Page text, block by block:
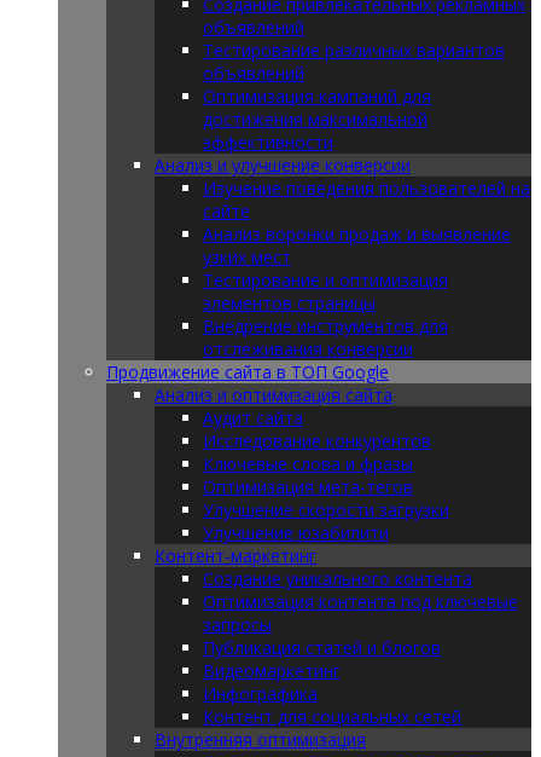
объявлений
Тестирование различных вариантов
объявлений
Оптимизация кампаний для
достижения максимальной
эффективности
Анализ и улучшение конверсии
Изучение поведения пользователей на
сайте
Анализ воронки продаж и выявление
узких мест
Тестирование и оптимизация
элементов страницы
Внедрение инструментов для
отслеживания конверсии
Продвижение сайта в ТОП Google
Анализ и оптимизация сайта
Аудит сайта
Исследование конкурентов
Ключевые слова и фразы
Оптимизация мета-тегов
Улучшение скорости загрузки
Улучшение юзабилити
Контент-маркетинг
Создание уникального контента
Оптимизация контента под ключевые
запросы
Публикация статей и блогов
Видеомаркетинг
Инфографика
Контент для социальных сетей
Внутренняя оптимизация